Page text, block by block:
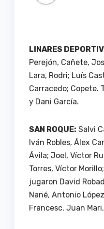
LINARES
Perejón, Cañete,
Lara, Rodri; Luís
Carracedo; Copete.
y Dani García.
SAN ROQUE: Salvi
Iván Robles, Álex
Ávila; Joel, Víctor
Torres, Víctor
jugaron David
Nané, Antonio
Francesc, Juan